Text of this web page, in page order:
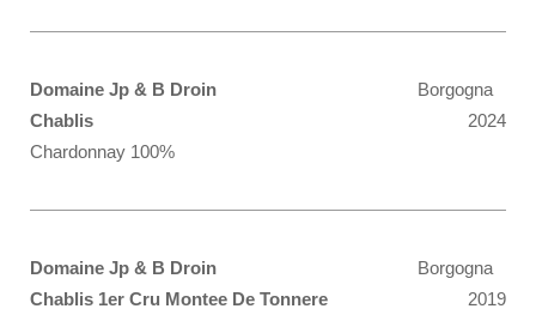
Domaine Jp & B Droin
Borgogna
2024
Chablis
Chardonnay 100%
Domaine Jp & B Droin
Borgogna
2019
Chablis 1er Cru Montee De Tonnere